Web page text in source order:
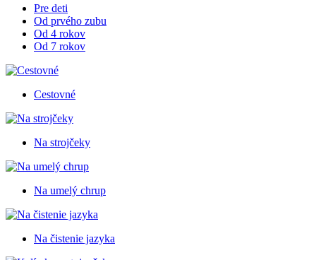
Pre deti
Od prvého zubu
Od 4 rokov
Od 7 rokov
Cestovné
Na strojčeky
Na umelý chrup
Na čistenie jazyka